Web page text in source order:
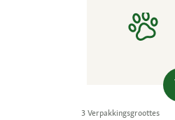
3 Verpakkingsgroottes